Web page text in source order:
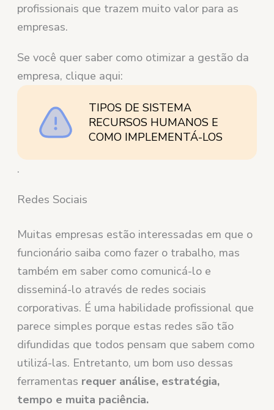
profissionais que trazem muito valor para as
empresas.
Se você quer saber como otimizar a gestão da
empresa, clique aqui:
TIPOS DE SISTEMA
RECURSOS HUMANOS E
COMO IMPLEMENTÁ-LOS
.
Redes Sociais
Muitas empresas estão interessadas em que o
funcionário saiba como fazer o trabalho, mas
também em saber como comunicá-lo e
disseminá-lo através de redes sociais
corporativas. É uma habilidade profissional que
parece simples porque estas redes são tão
difundidas que todos pensam que sabem como
utilizá-las. Entretanto, um bom uso dessas
ferramentas requer análise, estratégia,
tempo e muita paciência.